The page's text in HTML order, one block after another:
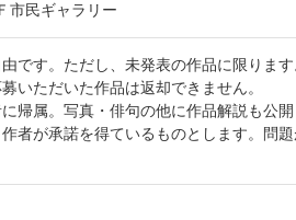
市民ギャラリー
です。ただし、未発表の作品に限ります
いただいた作品は返却できません。
帰属。写真・俳句の他に作品解説も公開
者が承諾を得ているものとします。問